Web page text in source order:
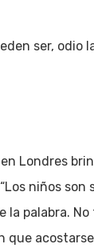
ser, odio
Londres
niños
la palabra.
que